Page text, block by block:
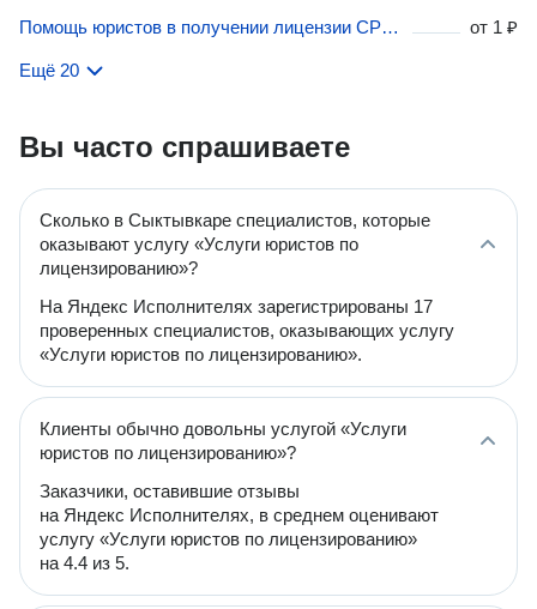
Помощь юристов в получении лицензии СРО в Сыктывкаре от 1 ₽
Ещё 20
Вы часто спрашиваете
Сколько в Сыктывкаре специалистов, которые
оказывают услугу «Услуги юристов по
лицензированию»?
На Яндекс Исполнителях зарегистрированы 17
проверенных специалистов, оказывающих услугу
«Услуги юристов по лицензированию».
Клиенты обычно довольны услугой «Услуги
юристов по лицензированию»?
Заказчики, оставившие отзывы
на Яндекс Исполнителях, в среднем оценивают
услугу «Услуги юристов по лицензированию»
на 4.4 из 5.